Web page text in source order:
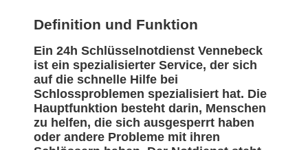
Definition und Funktion
Ein 24h Schlüsselnotdienst Vennebeck
ist ein spezialisierter Service, der sich
auf die schnelle Hilfe bei
Schlossproblemen spezialisiert hat. Die
Hauptfunktion besteht darin, Menschen
zu helfen, die sich ausgesperrt haben
oder andere Probleme mit ihren